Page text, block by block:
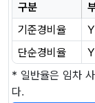
구분
기준경비율
Y
단순경비율
Y
* 일반율은 임차
다.